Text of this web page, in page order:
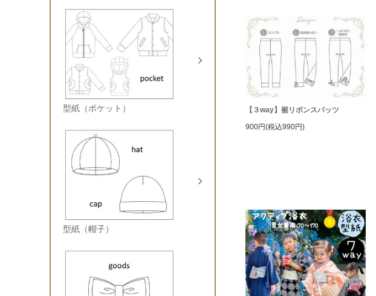
【３way】裾リボンスパッツ
900円(税込990円)
型紙（ポケット）
型紙（帽子）